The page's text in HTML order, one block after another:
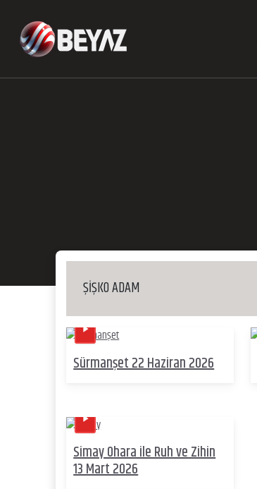
ŞİŞKO ADAM
Sürmanşet 22 Haziran 2026
Simay Ohara ile Ruh ve Zihin
13 Mart 2026